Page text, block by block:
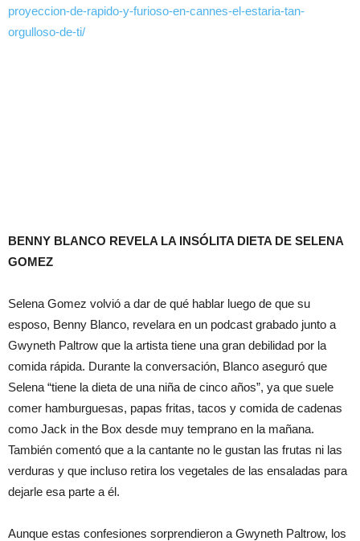
proyeccion-de-rapido-y-furioso-en-cannes-el-estaria-tan-
orgulloso-de-ti/
BENNY BLANCO REVELA LA INSÓLITA DIETA DE SELENA
GOMEZ
Selena Gomez volvió a dar de qué hablar luego de que su
esposo, Benny Blanco, revelara en un podcast grabado junto a
Gwyneth Paltrow que la artista tiene una gran debilidad por la
comida rápida. Durante la conversación, Blanco aseguró que
Selena “tiene la dieta de una niña de cinco años”, ya que suele
comer hamburguesas, papas fritas, tacos y comida de cadenas
como Jack in the Box desde muy temprano en la mañana.
También comentó que a la cantante no le gustan las frutas ni las
verduras y que incluso retira los vegetales de las ensaladas para
dejarle esa parte a él.
Aunque estas confesiones sorprendieron a Gwyneth Paltrow, los